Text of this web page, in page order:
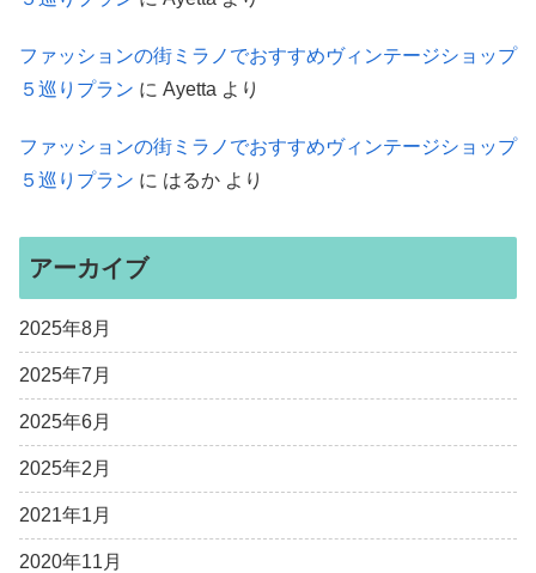
ファッションの街ミラノでおすすめヴィンテージショップ
５巡りプラン に Ayetta より
ファッションの街ミラノでおすすめヴィンテージショップ
５巡りプラン に はるか より
アーカイブ
2025年8月
2025年7月
2025年6月
2025年2月
2021年1月
2020年11月